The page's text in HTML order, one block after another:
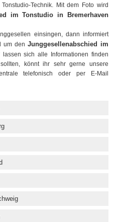
Technik. Mit dem Foto wird
im Tonstudio in Bremerhaven
einsingen, dann informiert
um denJunggesellenabschied im
lassen sich alle Informationen finden
könnt ihr sehr gerne unsere
telefonisch oder per E-Mail